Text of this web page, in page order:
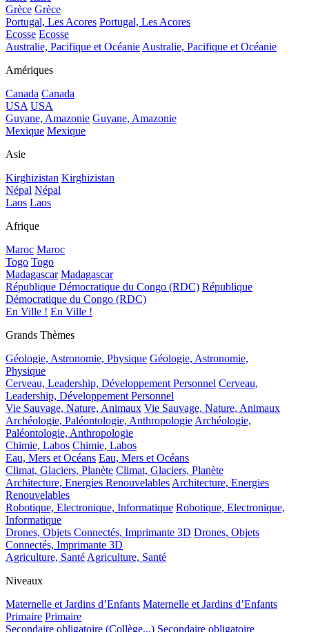
Grèce Grèce
Portugal, Les Acores Portugal, Les Acores
Ecosse Ecosse
Australie, Pacifique et Océanie Australie, Pacifique et Océanie
Amériques
Canada Canada
USA USA
Guyane, Amazonie Guyane, Amazonie
Mexique Mexique
Asie
Kirghizistan Kirghizistan
Népal Népal
Laos Laos
Afrique
Maroc Maroc
Togo Togo
Madagascar Madagascar
République Démocratique du Congo (RDC) République
Démocratique du Congo (RDC)
En Ville ! En Ville !
Grands Thèmes
Géologie, Astronomie, Physique Géologie, Astronomie,
Physique
Cerveau, Leadership, Développement Personnel Cerveau,
Leadership, Développement Personnel
Vie Sauvage, Nature, Animaux Vie Sauvage, Nature, Animaux
Archéologie, Paléontologie, Anthropologie Archéologie,
Paléontologie, Anthropologie
Chimie, Labos Chimie, Labos
Eau, Mers et Océans Eau, Mers et Océans
Climat, Glaciers, Planète Climat, Glaciers, Planète
Architecture, Energies Renouvelables Architecture, Energies
Renouvelables
Robotique, Electronique, Informatique Robotique, Electronique,
Informatique
Drones, Objets Connectés, Imprimante 3D Drones, Objets
Connectés, Imprimante 3D
Agriculture, Santé Agriculture, Santé
Niveaux
Maternelle et Jardins d’Enfants Maternelle et Jardins d’Enfants
Primaire Primaire
Secondaire obligatoire (Collège...) Secondaire obligatoire